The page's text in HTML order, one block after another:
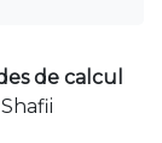
de calcul
Shafii